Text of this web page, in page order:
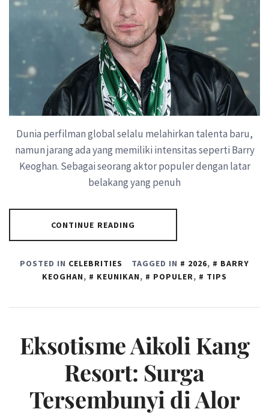
Dunia perfilman global selalu melahirkan talenta baru,
namun jarang ada yang memiliki intensitas seperti Barry
Keoghan. Sebagai seorang aktor populer dengan latar
belakang yang penuh
CONTINUE READING
POSTED IN CELEBRITIES TAGGED IN 2026,
BARRY
KEOGHAN, KEUNIKAN, POPULER, TIPS
Eksotisme Aikoli Kang
Resort: Surga
Tersembunyi di Alor